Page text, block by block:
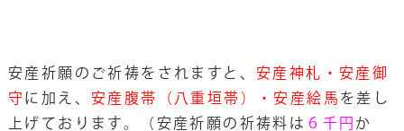
安産祈願のご祈祷をされますと、 安産神札・安産御
守に加え、 安産腹帯（八重垣帯）・安産絵馬 を差し
上げております。（安産祈願の祈祷料は ６千円 か